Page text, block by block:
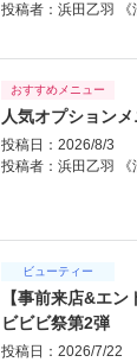
投稿者： 浜田乙羽 《
おすすめメニュー
人気オプション
投稿日：2026/8/3
投稿者： 浜田乙羽 《
ビューティー
【事前来店&エ
ビビビ祭第2弾
投稿日：2026/7/22